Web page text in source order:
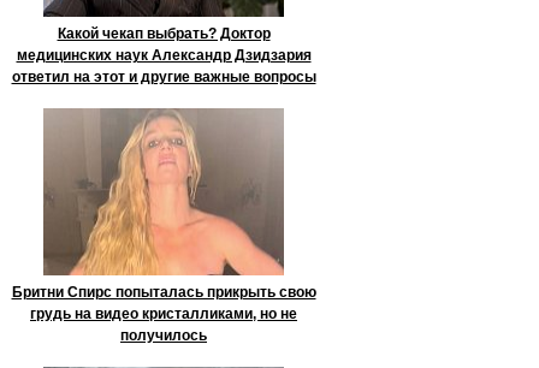
Какой чекап выбрать? Доктор
медицинских наук Александр Дзидзария
ответил на этот и другие важные вопросы
Бритни Спирс попыталась прикрыть свою
грудь на видео кристалликами, но не
получилось